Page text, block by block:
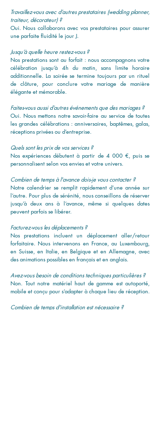
Travaillez-vous avec d’autres prestataires (wedding planner,
traiteur, décorateur) ?
Oui. Nous collaborons avec vos prestataires pour assurer
une parfaite fluidité le jour J.
Jusqu’à quelle heure restez-vous ?
Nos prestations sont au forfait : nous accompagnons votre
célébration jusqu’à 4h du matin, sans limite horaire
additionnelle. La soirée se termine toujours par un rituel
de clôture, pour conclure votre mariage de manière
élégante et mémorable.
Faites-vous aussi d’autres événements que des mariages ?
Oui. Nous mettons notre savoir-faire au service de toutes
les grandes célébrations : anniversaires, baptêmes, galas,
réceptions privées ou d’entreprise.
Quels sont les prix de vos services ?
Nos expériences débutent à partir de 4 000 €, puis se
personnalisent selon vos envies et votre univers.
Combien de temps à l'avance dois-je vous contacter ?
Notre calendrier se remplit rapidement d’une année sur
l’autre. Pour plus de sérénité, nous conseillons de réserver
jusqu’à deux ans à l’avance, même si quelques dates
peuvent parfois se libérer.
Facturez-vous les déplacements ?
Nos prestations incluent un déplacement aller/retour
forfaitaire. Nous intervenons en France, au Luxembourg,
en Suisse, en Italie, en Belgique et en Allemagne, avec
des animations possibles en français et en anglais.
Avez-vous besoin de conditions techniques particulières ?
Non. Tout notre matériel haut de gamme est autoporté,
mobile et conçu pour s’adapter à chaque lieu de réception.
Combien de temps d'installation est nécessaire ?